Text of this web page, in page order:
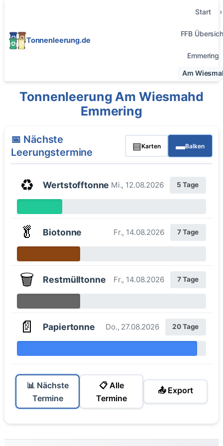
Tonnenleerung.de
Start
FFB
Emmering
Am
Tonnenleerung Am Wiesmahd
Emmering
📅 Nächste
Leerungstermine
▤Karten ▬Balken
♻️ Wertstofftonne Mi., 12.08.2026 5 Tage
🥬 Biotonne Fr., 14.08.2026 7 Tage
🗑️ Restmülltonne Fr., 14.08.2026 7 Tage
📄 Papiertonne Do., 27.08.2026 20 Tage
📊 Nächste
Termine
📋 Alle
Termine
📤 Export